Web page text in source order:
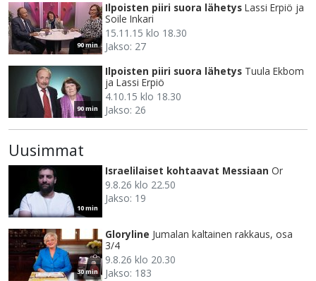
90 min
Ilpoisten piiri suora lähetys Lassi Erpiö ja
Soile Inkari
15.11.15 klo 18.30
Jakso: 27
90 min
Ilpoisten piiri suora lähetys Tuula Ekbom
ja Lassi Erpiö
4.10.15 klo 18.30
Jakso: 26
Uusimmat
10 min
Israelilaiset kohtaavat Messiaan Or
9.8.26 klo 22.50
Jakso: 19
30 min
Gloryline Jumalan kaltainen rakkaus, osa
3/4
9.8.26 klo 20.30
Jakso: 183